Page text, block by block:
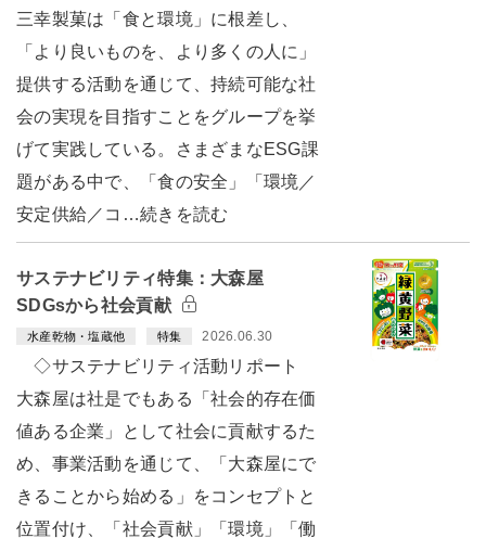
三幸製菓は「食と環境」に根差し、
「より良いものを、より多くの人に」
提供する活動を通じて、持続可能な社
会の実現を目指すことをグループを挙
げて実践している。さまざまなESG課
題がある中で、「食の安全」「環境／
安定供給／コ…続きを読む
サステナビリティ特集：大森屋
SDGsから社会貢献
水産乾物・塩蔵他 特集 2026.06.30
◇サステナビリティ活動リポート
大森屋は社是でもある「社会的存在価
値ある企業」として社会に貢献するた
め、事業活動を通じて、「大森屋にで
きることから始める」をコンセプトと
位置付け、「社会貢献」「環境」「働